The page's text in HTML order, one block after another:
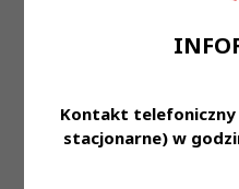
Kontakt
stacjonarne) w
prowadzonej przez
KRDL;